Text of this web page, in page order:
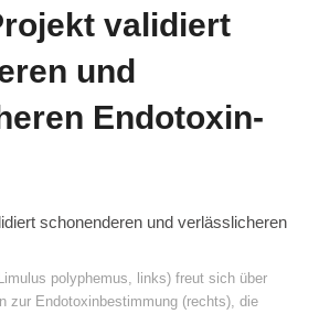
validiert
und
Endotoxin-
polyphemus, links) freut sich über
zur Endotoxinbestimmung (rechts), die